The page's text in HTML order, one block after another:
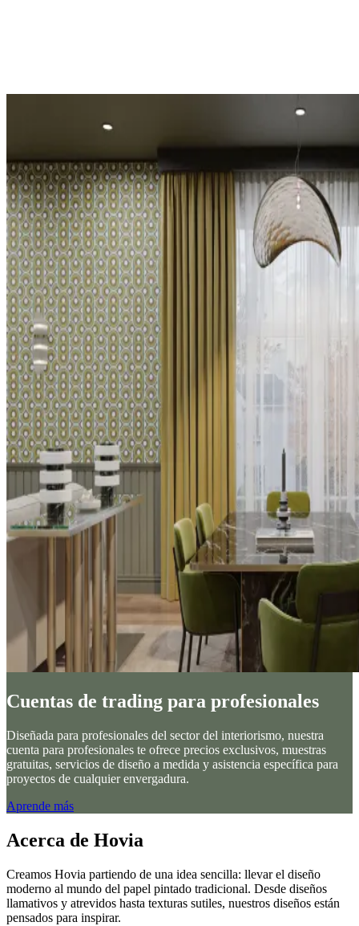
Cuentas de trading para profesionales
Diseñada para profesionales del sector del interiorismo, nuestra
cuenta para profesionales te ofrece precios exclusivos, muestras
gratuitas, servicios de diseño a medida y asistencia específica para
proyectos de cualquier envergadura.
Aprende más
Acerca de Hovia
Creamos Hovia partiendo de una idea sencilla: llevar el diseño
moderno al mundo del papel pintado tradicional. Desde diseños
llamativos y atrevidos hasta texturas sutiles, nuestros diseños están
pensados para inspirar.